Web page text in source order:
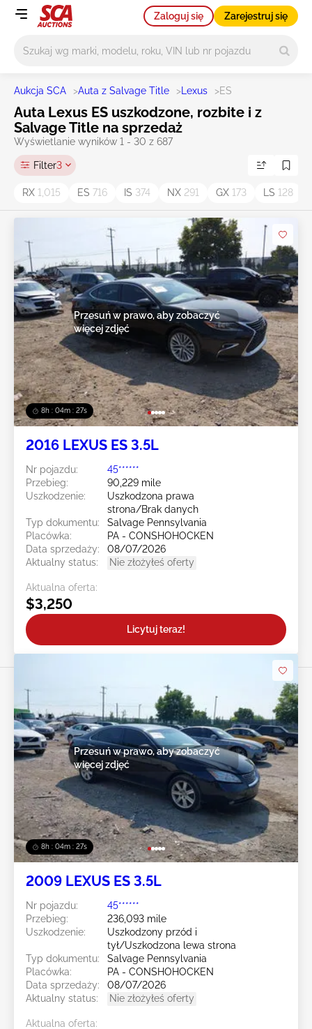
Zaloguj się Zarejestruj się
Aukcja SCA >Auta z Salvage Title > Lexus >ES
Auta Lexus ES uszkodzone, rozbite i z
Salvage Title na sprzedaż
Wyświetlanie wyników 1 - 30 z 687
Filter3
RX 1,015 ES 716 IS 374 NX 291 GX 173 LS 128
8h : 04m : 24s
Przesuń w prawo, aby zobaczyć
więcej zdjęć
2016 LEXUS ES 3.5L
Nr pojazdu:
45******
Przebieg:
90,229 mile
Uszkodzenie:
Uszkodzona prawa
strona/Brak danych
Typ dokumentu:
Salvage Pennsylvania
Placówka:
PA - CONSHOHOCKEN
Data sprzedaży:
08/07/2026
Aktualny status:
Nie złożyłeś oferty
Aktualna oferta:
$3,250
Licytuj teraz!
8h : 04m : 24s
Przesuń w prawo, aby zobaczyć
więcej zdjęć
2009 LEXUS ES 3.5L
Nr pojazdu:
45******
Przebieg:
236,093 mile
Uszkodzenie:
Uszkodzony przód i
tył/Uszkodzona lewa strona
Typ dokumentu:
Salvage Pennsylvania
Placówka:
PA - CONSHOHOCKEN
Data sprzedaży:
08/07/2026
Aktualny status:
Nie złożyłeś oferty
Aktualna oferta: